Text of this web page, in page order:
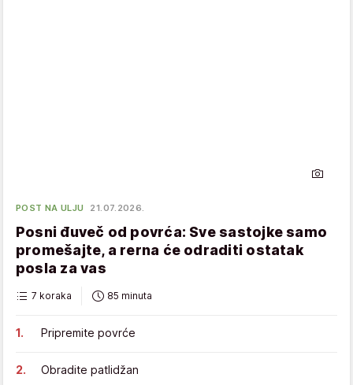
POST NA ULJU 21.07.2026.
Posni đuveč od povrća: Sve sastojke samo
promešajte, a rerna će odraditi ostatak
posla za vas
7 koraka 85 minuta
Pripremite povrće
Obradite patlidžan